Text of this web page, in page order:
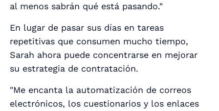
al menos sabrán qué está pasando."
En lugar de pasar sus días en tareas
repetitivas que consumen mucho tiempo,
Sarah ahora puede concentrarse en mejorar
su estrategia de contratación.
"Me encanta la automatización de correos
electrónicos, los cuestionarios y los enlaces